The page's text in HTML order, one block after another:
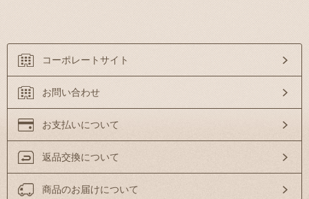
コーポレートサイト
お問い合わせ
お支払いについて
返品交換について
商品のお届けについて